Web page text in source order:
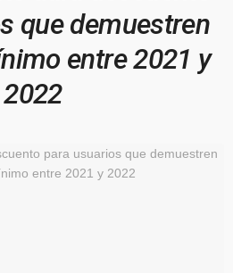
que demuestren
entre 2021 y
2022